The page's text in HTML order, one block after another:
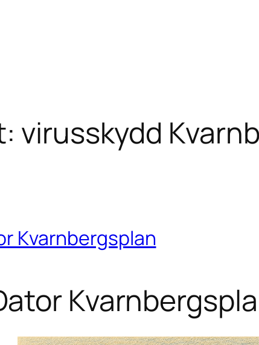
virusskydd
Kvarnbergsplan